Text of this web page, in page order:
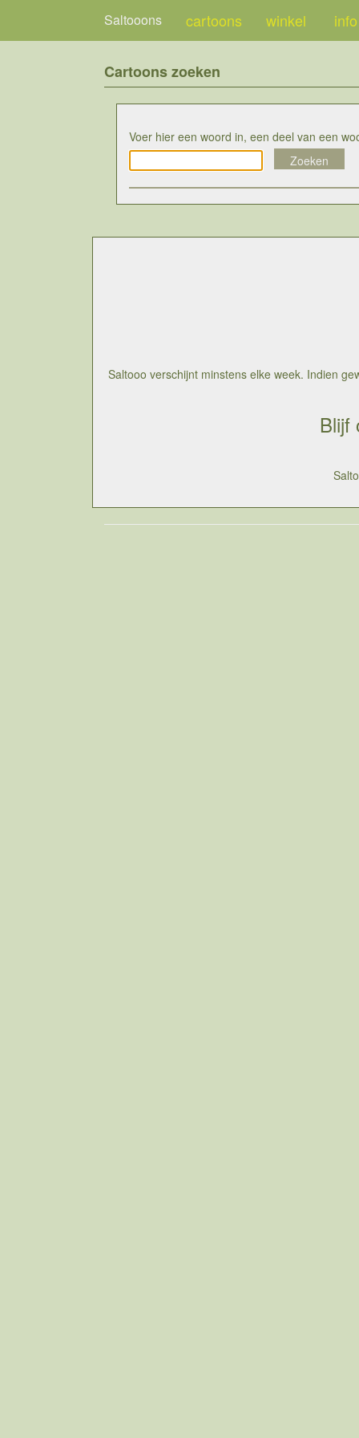
Saltooons cartoons winkel info
Cartoons zoeken
Voer hier een woord in, een deel van een
Saltooo verschijnt minstens elke week. Indien
Blijf